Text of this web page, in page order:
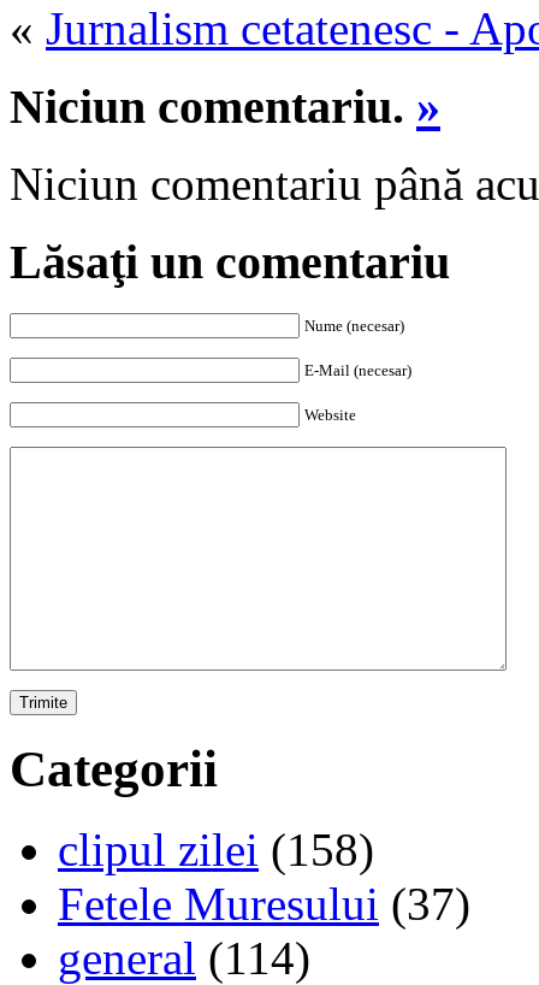
« Jurnalism cetatenesc -
Niciun comentariu. »
Niciun comentariu până
Lăsaţi un comentariu
Nume (necesar)
E-Mail (necesar)
Website
Categorii
clipul zilei (158)
Fetele Muresului (37)
general (114)